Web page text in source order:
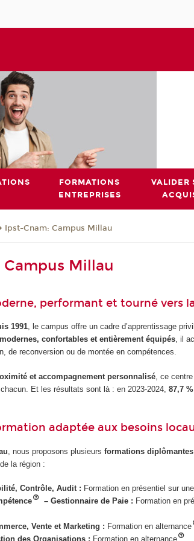
FORMATIONS
ENTREPRISES
VALIDER
Ipst-Cnam: Campus Millau
Millau
performant et tourné vers
1991, le campus offre un cadre d’apprentissage
confortables et entièrement équipés, il
de reconversion ou de montée en compétences.
et accompagnement personnalisé , ce
Et les résultats sont là : en 2023-2024,87,7
adaptée aux besoins
, nous proposons plusieursformations
la région :
Contrôle, Audit : Formation en présentiel sur
– Gestionnaire de Paie : Formation en
Vente et Marketing : Formation en alternance
des Organisations : Formation en alternance